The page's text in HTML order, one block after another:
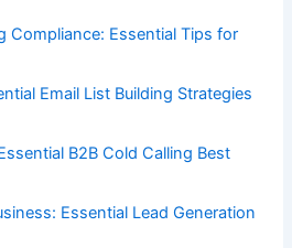
Compliance: Essential Tips for
Email List Building Strategies
B2B Cold Calling Best
Essential Lead Generation